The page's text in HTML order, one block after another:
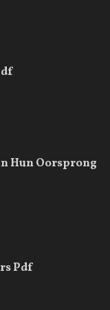
Hun Oorsprong
Pdf